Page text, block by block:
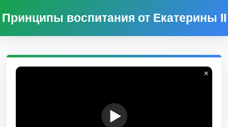
Принципы воспитания от Екатерины II